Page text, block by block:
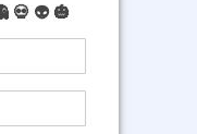
💀 👽 🎃